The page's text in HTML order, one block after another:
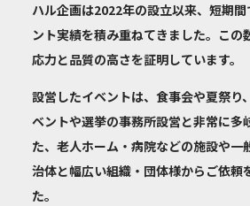
ハル企画は2022年の設立以来、短期間
ント実績を積み重ねてきました。この
応力と品質の高さを証明しています。
設営したイベントは、 食事会や夏祭り
ベントや選挙の事務所設営と非常に多
た、 老人ホーム・病院などの施設や一
治体と幅広い組織・団体様からご依頼
た。